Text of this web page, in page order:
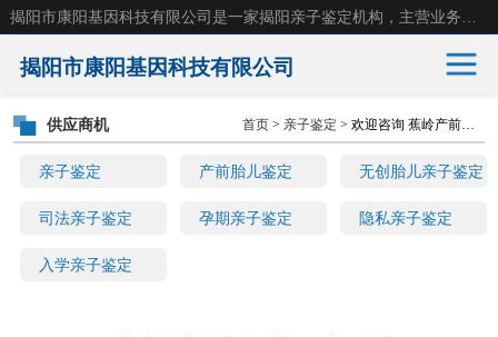
揭阳市康阳基因科技有限公司
亲子鉴定 产前胎儿鉴定 无创胎儿亲子鉴定
司法亲子鉴定 孕期亲子鉴定 隐私亲子鉴定
入学亲子鉴定
供应商机 首页 > 亲子鉴定 > 欢迎咨询 蕉岭产前胎儿dna亲子鉴定
亲子鉴定 产前胎儿鉴定
无创胎儿亲子鉴定 司法亲子鉴定
孕期亲子鉴定